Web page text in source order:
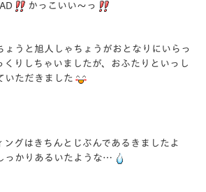
かっこいい～っ
ょうと旭人しゃちょうがおとなりにいらっ
くりしちゃいましたが、おふたりといっし
いただきました
ングはきちんとじぶんであるきましたよ
っかりあるいたような…